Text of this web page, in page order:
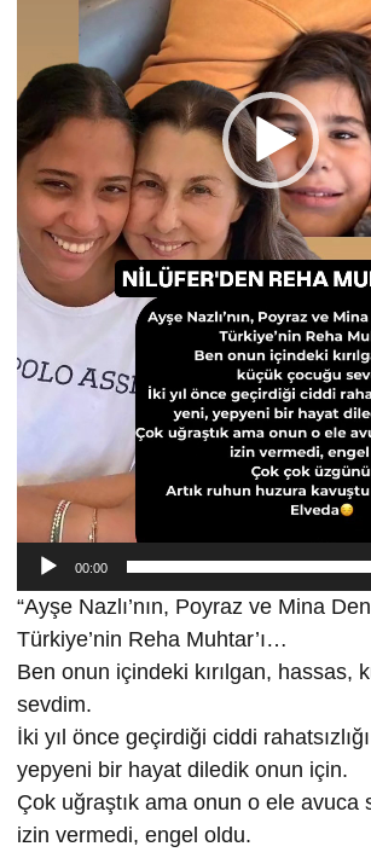
00:00
“Ayşe Nazlı’nın, Poyraz ve Mina
Türkiye’nin Reha Muhtar’ı…
Ben onun içindeki kırılgan, hassas,
sevdim.
İki yıl önce geçirdiği ciddi
yepyeni bir hayat diledik onun için.
Çok uğraştık ama onun o ele avuca
izin vermedi, engel oldu.